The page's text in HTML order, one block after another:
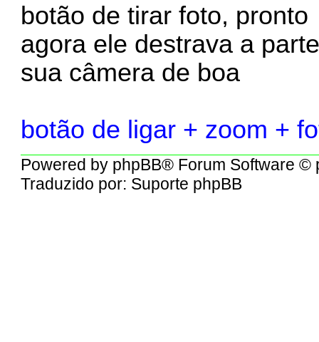
botão de tirar foto, pronto
agora ele destrava a
sua câmera de boa
botão de ligar + zoom +
Powered by phpBB® Forum Software ©
Traduzido por: Suporte phpBB